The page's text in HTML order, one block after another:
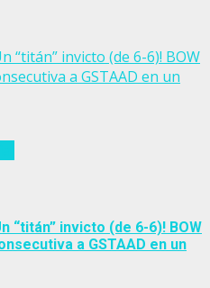
“titán” invicto (de 6-6)! BOW
a GSTAAD en un
“titán” invicto (de 6-6)! BOW
a GSTAAD en un